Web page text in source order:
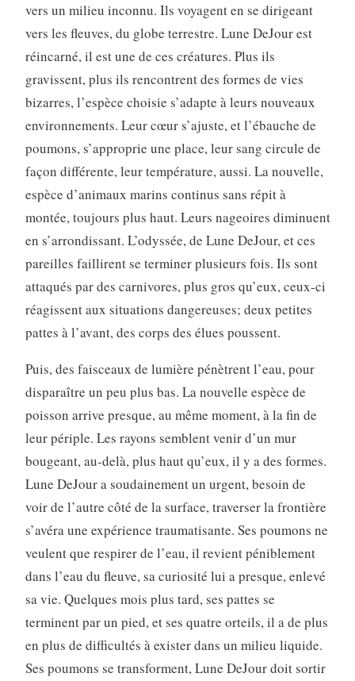
vers un milieu inconnu. Ils voyagent en se dirigeant
vers les fleuves, du globe terrestre. Lune DeJour est
réincarné, il est une de ces créatures. Plus ils
gravissent, plus ils rencontrent des formes de vies
bizarres, l’espèce choisie s’adapte à leurs nouveaux
environnements. Leur cœur s’ajuste, et l’ébauche de
poumons, s’approprie une place, leur sang circule de
façon différente, leur température, aussi. La nouvelle,
espèce d’animaux marins continus sans répit à
montée, toujours plus haut. Leurs nageoires diminuent
en s’arrondissant. L’odyssée, de Lune DeJour, et ces
pareilles faillirent se terminer plusieurs fois. Ils sont
attaqués par des carnivores, plus gros qu’eux, ceux-ci
réagissent aux situations dangereuses; deux petites
pattes à l’avant, des corps des élues poussent.
Puis, des faisceaux de lumière pénètrent l’eau, pour
disparaître un peu plus bas. La nouvelle espèce de
poisson arrive presque, au même moment, à la fin de
leur périple. Les rayons semblent venir d’un mur
bougeant, au-delà, plus haut qu’eux, il y a des formes.
Lune DeJour a soudainement un urgent, besoin de
voir de l’autre côté de la surface, traverser la frontière
s’avéra une expérience traumatisante. Ses poumons ne
veulent que respirer de l’eau, il revient péniblement
dans l’eau du fleuve, sa curiosité lui a presque, enlevé
sa vie. Quelques mois plus tard, ses pattes se
terminent par un pied, et ses quatre orteils, il a de plus
en plus de difficultés à exister dans un milieu liquide.
Ses poumons se transforment, Lune DeJour doit sortir